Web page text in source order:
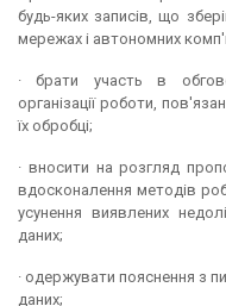
будь-яких записів, що
мережах і автономних
· брати участь в
організації роботи,
їх обробці;
· вносити на розгляд
вдосконалення методів
усунення виявлених
даних;
· одержувати пояснення з
даних;